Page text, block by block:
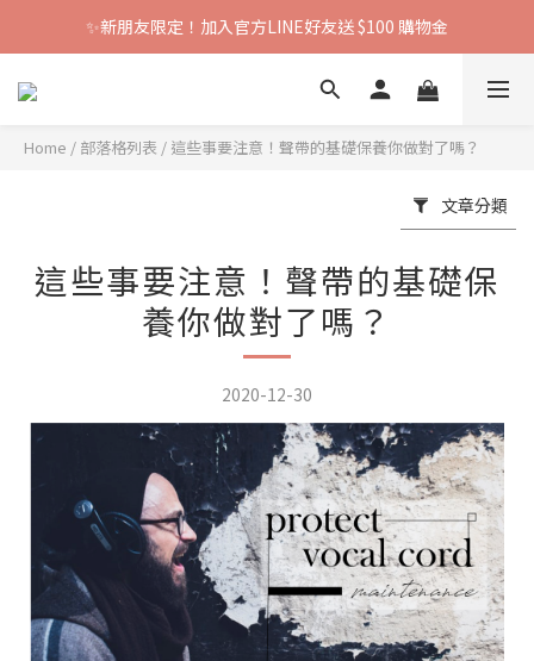
✨新朋友限定！加入官方LINE好友送 $100 購物金
Home / 部落格列表 / 這些事要注意！聲帶的基礎保養你做對了嗎？
文章分類
這些事要注意！聲帶的基礎保
養你做對了嗎？
2020-12-30